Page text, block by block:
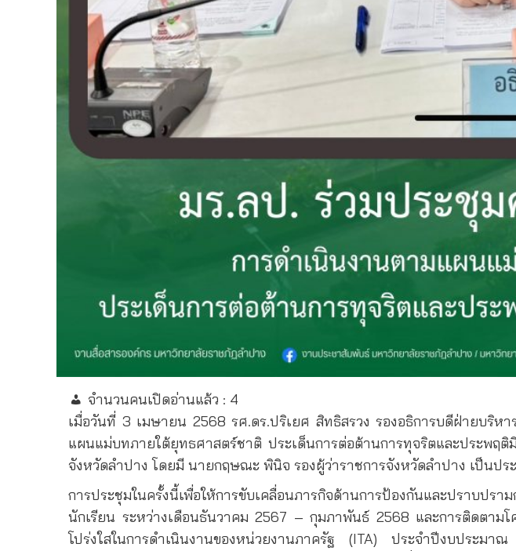
จำนวนคนเปิดอ่านแล้ว : 4
เมื่อวันที่ 3 เมษายน 2568 รศ.ดร.ปริเยศ สิทธิสรวง รองอธิการบดีฝ่ายบริ
แผนแม่บทภายใต้ยุทธศาสตร์ชาติ ประเด็นการต่อต้านการทุจริตและประพ
จังหวัดลำปาง โดยมี นายกฤษณะ พินิจ รองผู้ว่าราชการจังหวัดลำปาง เป็นปร
การประชุมในครั้งนี้เพื่อให้การขับเคลื่อนภารกิจด้านการป้องกันและปราบ
นักเรียน ระหว่างเดือนธันวาคม 2567 – กุมภาพันธ์ 2568 และการติดตามโ
โปร่งใสในการดำเนินงานของหน่วยงานภาครัฐ (ITA) ประจำปีงบประ